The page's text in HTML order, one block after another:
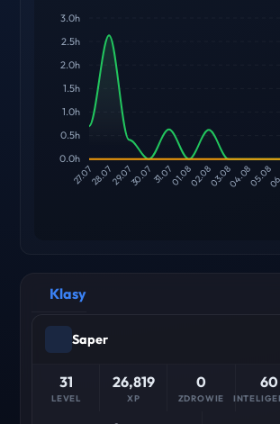
3.0h
2.5h
2.0h
1.5h
1.0h
0.5h
0.0h
27.0728.0729.0730.0731.0701.0802.0803.0804.0805.08
Klasy
Saper
31
LEVEL
26,819
XP
0
ZDROWIE
60